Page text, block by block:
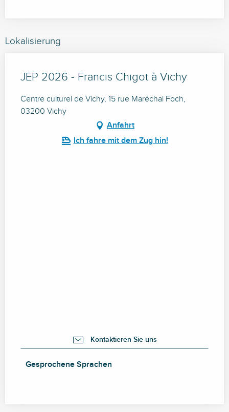
Lokalisierung
JEP 2026 - Francis Chigot à Vichy
Centre culturel de Vichy, 15 rue Maréchal Foch,
03200 Vichy
Anfahrt
Ich fahre mit dem Zug hin!
Kontaktieren Sie uns
Gesprochene Sprachen
Gesprochene Sprachen